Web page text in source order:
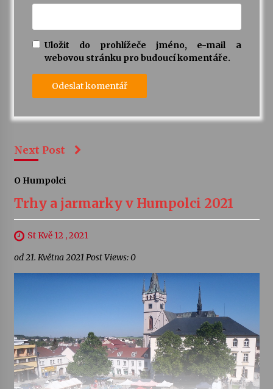
Uložit do prohlížeče jméno, e-mail a
webovou stránku pro budoucí komentáře.
Next Post
O Humpolci
Trhy a jarmarky v Humpolci 2021
St Kvě 12 , 2021
od 21. Května 2021 Post Views: 0